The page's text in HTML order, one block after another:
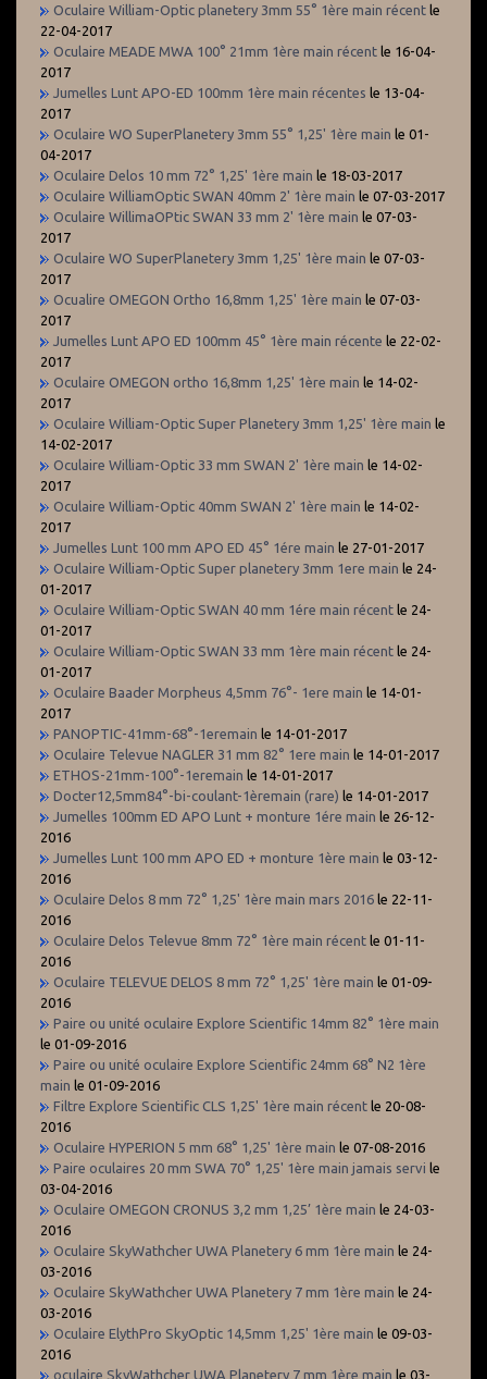
Oculaire William-Optic planetery 3mm 55° 1ère main récent le
22-04-2017
Oculaire MEADE MWA 100° 21mm 1ère main récent le 16-04-
2017
Jumelles Lunt APO-ED 100mm 1ère main récentes le 13-04-
2017
Oculaire WO SuperPlanetery 3mm 55° 1,25' 1ère main le 01-
04-2017
Oculaire Delos 10 mm 72° 1,25' 1ère main le 18-03-2017
Oculaire WilliamOptic SWAN 40mm 2' 1ère main le 07-03-2017
Oculaire WillimaOPtic SWAN 33 mm 2' 1ère main le 07-03-
2017
Oculaire WO SuperPlanetery 3mm 1,25' 1ère main le 07-03-
2017
Ocualire OMEGON Ortho 16,8mm 1,25' 1ère main le 07-03-
2017
Jumelles Lunt APO ED 100mm 45° 1ère main récente le 22-02-
2017
Oculaire OMEGON ortho 16,8mm 1,25' 1ère main le 14-02-
2017
Oculaire William-Optic Super Planetery 3mm 1,25' 1ère main le
14-02-2017
Oculaire William-Optic 33 mm SWAN 2' 1ère main le 14-02-
2017
Oculaire William-Optic 40mm SWAN 2' 1ère main le 14-02-
2017
Jumelles Lunt 100 mm APO ED 45° 1ére main le 27-01-2017
Oculaire William-Optic Super planetery 3mm 1ere main le 24-
01-2017
Oculaire William-Optic SWAN 40 mm 1ére main récent le 24-
01-2017
Oculaire William-Optic SWAN 33 mm 1ère main récent le 24-
01-2017
Oculaire Baader Morpheus 4,5mm 76°- 1ere main le 14-01-
2017
PANOPTIC-41mm-68°-1eremain le 14-01-2017
Oculaire Televue NAGLER 31 mm 82° 1ere main le 14-01-2017
ETHOS-21mm-100°-1eremain le 14-01-2017
Docter12,5mm84°-bi-coulant-1èremain (rare) le 14-01-2017
Jumelles 100mm ED APO Lunt + monture 1ére main le 26-12-
2016
Jumelles Lunt 100 mm APO ED + monture 1ère main le 03-12-
2016
Oculaire Delos 8 mm 72° 1,25' 1ère main mars 2016 le 22-11-
2016
Oculaire Delos Televue 8mm 72° 1ère main récent le 01-11-
2016
Oculaire TELEVUE DELOS 8 mm 72° 1,25' 1ère main le 01-09-
2016
Paire ou unité oculaire Explore Scientific 14mm 82° 1ère main
le 01-09-2016
Paire ou unité oculaire Explore Scientific 24mm 68° N2 1ère
main le 01-09-2016
Filtre Explore Scientific CLS 1,25' 1ère main récent le 20-08-
2016
Oculaire HYPERION 5 mm 68° 1,25' 1ère main le 07-08-2016
Paire oculaires 20 mm SWA 70° 1,25' 1ère main jamais servi le
03-04-2016
Oculaire OMEGON CRONUS 3,2 mm 1,25’ 1ère main le 24-03-
2016
Oculaire SkyWathcher UWA Planetery 6 mm 1ère main le 24-
03-2016
Oculaire SkyWathcher UWA Planetery 7 mm 1ère main le 24-
03-2016
Oculaire ElythPro SkyOptic 14,5mm 1,25' 1ère main le 09-03-
2016
oculaire SkyWathcher UWA Planetery 7 mm 1ère main le 03-